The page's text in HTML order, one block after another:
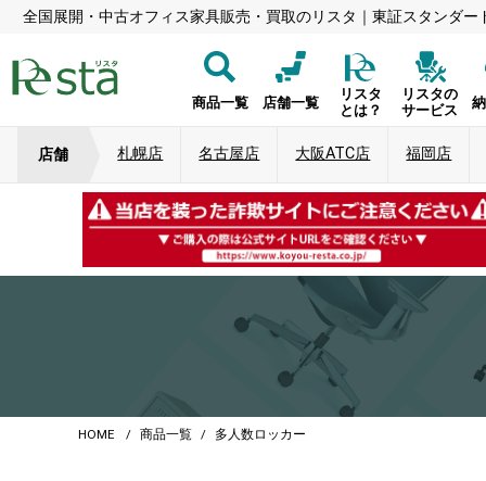
全国展開・中古オフィス家具販売・買取のリスタ｜東証スタンダ
商品一覧 店舗一覧
リスタ
とは？
リスタの
サービス
店舗 札幌店 名古屋店 大阪ATC店 福岡店
HOME 商品一覧 多人数ロッカー